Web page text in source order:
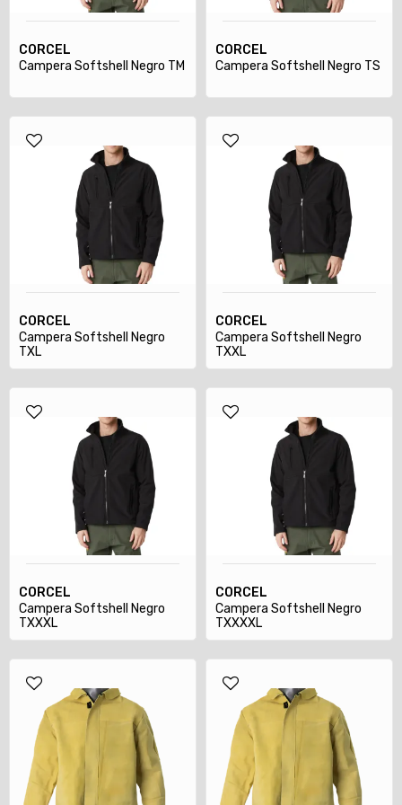
CORCEL
Campera Softshell Negro TM
CORCEL
Campera Softshell Negro TS
CORCEL
Campera Softshell Negro
TXL
CORCEL
Campera Softshell Negro
TXXL
CORCEL
Campera Softshell Negro
TXXXL
CORCEL
Campera Softshell Negro
TXXXXL